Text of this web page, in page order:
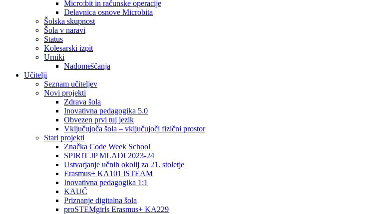
Micro:bit in računske operacije
Delavnica osnove Microbita
Šolska skupnost
Šola v naravi
Status
Kolesarski izpit
Urniki
Nadomeščanja
Učitelji
Seznam učiteljev
Novi projekti
Zdrava šola
Inovativna pedagogika 5.0
Obvezen prvi tuj jezik
Vključujoča šola – vključujoči fizični prostor
Stari projekti
Značka Code Week School
SPIRIT JP MLADI 2023-24
Ustvarjanje učnih okolij za 21. stoletje
Erasmus+ KA101 lSTEAM
Inovativna pedagogika 1:1
KAUČ
Priznanje digitalna šola
proSTEMgirls Erasmus+ KA229